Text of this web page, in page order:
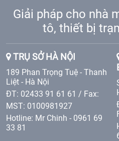
Giải pháp cho nhà
tô, thiết bị
TRỤ SỞ HÀ NỘI
189 Phan Trọng Tuệ - Thanh
Liệt - Hà Nội
ĐT: 02433 91 61 61 / Fax:
MST: 0100981927
Hotline: Mr Chinh - 0961 69
33 81